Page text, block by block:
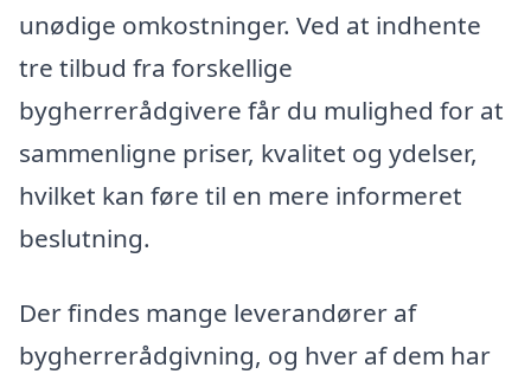
unødige omkostninger. Ved at indhente
tre tilbud fra forskellige
bygherrerådgivere får du mulighed for at
sammenligne priser, kvalitet og ydelser,
hvilket kan føre til en mere informeret
beslutning.
Der findes mange leverandører af
bygherrerådgivning, og hver af dem har